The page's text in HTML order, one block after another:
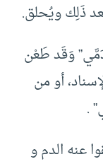
ذَلِك ويُحلق.
وَقَد طَعْن
أو من
.
عنه الدم و